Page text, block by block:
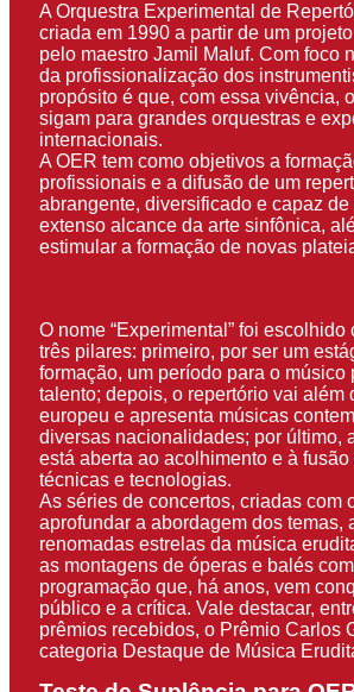
A Orquestra Experimental de
criada em 1990 a partir de um
pelo maestro Jamil Maluf. Com foco
da profissionalização dos
propósito é que, com essa vivência,
sigam para grandes orquestras e
internacionais.
A OER tem como objetivos a
profissionais e a difusão de um
abrangente, diversificado e capaz de
extenso alcance da arte sinfônica,
estimular a formação de novas
O nome “Experimental” foi escolhido
três pilares: primeiro, por ser um
formação, um período para o músico
talento; depois, o repertório vai além
europeu e apresenta músicas
diversas nacionalidades; por último,
está aberta ao acolhimento e à
técnicas e tecnologias.
As séries de concertos, criadas com
aprofundar a abordagem dos temas,
renomadas estrelas da música
as montagens de óperas e balés
programação que, há anos, vem
público e a crítica. Vale destacar,
prêmios recebidos, o Prêmio Carlos
categoria Destaque de Música